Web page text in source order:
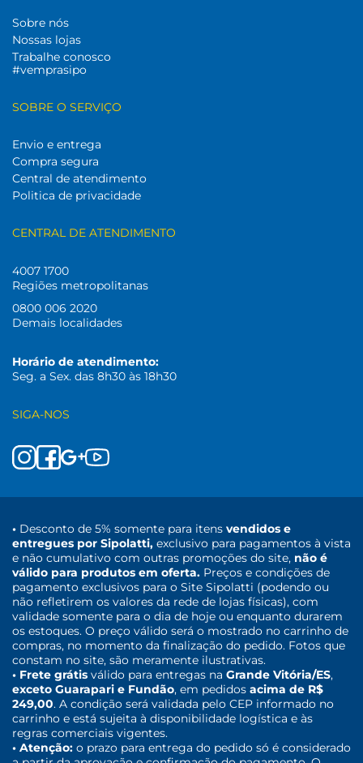
Sobre nós
Nossas lojas
Trabalhe conosco
#vemprasipo
SOBRE O SERVIÇO
Envio e entrega
Compra segura
Central de atendimento
Politica de privacidade
CENTRAL DE ATENDIMENTO
4007 1700
Regiões metropolitanas
0800 006 2020
Demais localidades
Horário de atendimento:
Seg. a Sex. das 8h30 às 18h30
SIGA-NOS
• Desconto de 5% somente para itens vendidos e
entregues por Sipolatti, exclusivo para pagamentos à vista
e não cumulativo com outras promoções do site, não é
válido para produtos em oferta. Preços e condições de
pagamento exclusivos para o Site Sipolatti (podendo ou
não refletirem os valores da rede de lojas físicas), com
validade somente para o dia de hoje ou enquanto durarem
os estoques. O preço válido será o mostrado no carrinho de
compras, no momento da finalização do pedido. Fotos que
constam no site, são meramente ilustrativas.
• Frete grátis válido para entregas na Grande Vitória/ES,
exceto Guarapari e Fundão, em pedidos acima de R$
249,00. A condição será validada pelo CEP informado no
carrinho e está sujeita à disponibilidade logística e às
regras comerciais vigentes.
• Atenção: o prazo para entrega do pedido só é considerado